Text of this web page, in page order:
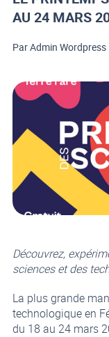
AU 24 MARS
Par Admin Wordpress
Découvrez,
sciences et des
La plus grande
technologique en
du 18 au 24 mars